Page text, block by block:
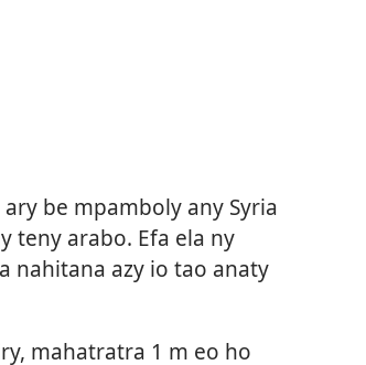
be mpamboly any Syria
teny arabo. Efa ela ny
nahitana azy io tao anaty
mahatratra 1 m eo ho